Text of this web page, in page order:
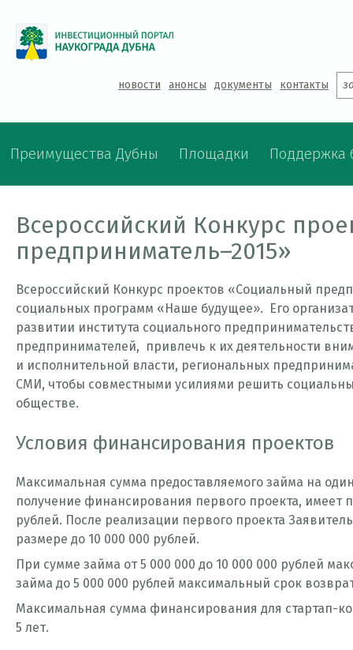
новости анонсы документы контакты
Преимущества Дубны Площадки Поддержка
Всероссийский Конкурс
предприниматель–2015»
Всероссийский Конкурс проектов «Социальный
социальных программ «Наше будущее». Его
развитии института социального
предпринимателей, привлечь к их деятельности
и исполнительной власти, региональных
СМИ, чтобы совместными усилиями решить
обществе.
Условия финансирования проектов
Максимальная сумма предоставляемого займа на
получение финансирования первого проекта,
рублей. После реализации первого проекта
размере до 10 000 000 рублей.
При сумме займа от 5 000 000 до 10 000 000 рублей
займа до 5 000 000 рублей максимальный срок
Максимальная сумма финансирования для стартап-
5 лет.